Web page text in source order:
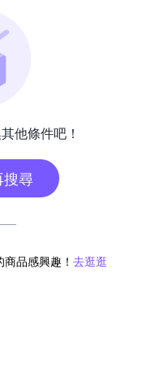
他條件吧！
尋
品感興趣！ 去逛逛